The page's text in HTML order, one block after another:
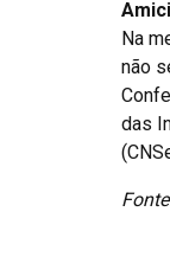
Na
não
das